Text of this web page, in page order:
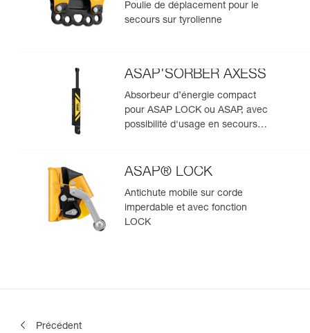
Poulie de déplacement pour le
secours sur tyrolienne
ASAP'SORBER AXESS
Absorbeur d’énergie compact
pour ASAP LOCK ou ASAP, avec
possibilité d'usage en secours
ASAP® LOCK
Antichute mobile sur corde
imperdable et avec fonction
LOCK
Précédent